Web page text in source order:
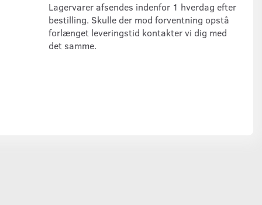
Lagervarer afsendes indenfor 1 hverdag efter
bestilling. Skulle der mod forventning opstå
forlænget leveringstid kontakter vi dig med
det samme.